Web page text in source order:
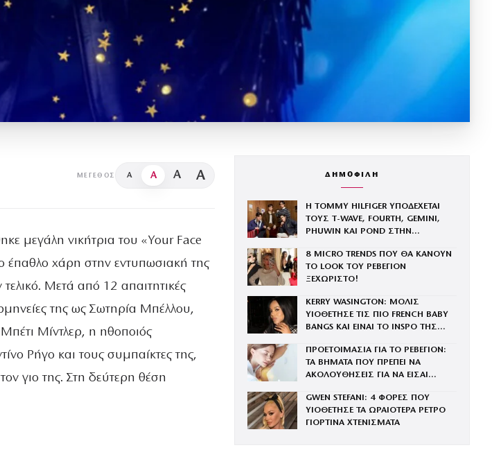
ΜΈΓΕΘΟΣ A A A A
μεγάλη νικήτρια του «Your Face
έπαθλο χάρη στην εντυπωσιακή της
Μετά από 12 απαιτητικές
της ως Σωτηρία Μπέλλου,
Μίντλερ, η ηθοποιός
Ρήγο και τους συμπαίκτες της,
γιο της. Στη δεύτερη θέση
ΔΗΜΟΦΙΛΗ
Η TOMMY HILFIGER ΥΠΟΔΕΧΕΤΑΙ
ΤΟΥΣ Τ-WAVE, FOURTH, GEMINI,
PHUWIN ΚΑΙ POND ΣΤΗΝ
8 MICRO TRENDS ΠΟΥ ΘΑ ΚΑΝΟΥΝ
ΤΟ LOOK ΤΟΥ ΡΕΒΕΓΙΟΝ
ΞΕΧΩΡΙΣΤΟ!
KERRY WASINGTON: ΜΟΛΙΣ
ΥΙΟΘΕΤΗΣΕ ΤΙΣ ΠΙΟ FRENCH BABY
BANGS ΚΑΙ ΕΙΝΑΙ ΤΟ INSPO ΤΗΣ
ΠΡΟΕΤΟΙΜΑΣΙΑ ΓΙΑ ΤΟ ΡΕΒΕΓΙΟΝ:
ΤΑ ΒΗΜΑΤΑ ΠΟΥ ΠΡΕΠΕΙ ΝΑ
ΑΚΟΛΟΥΘΗΣΕΙΣ ΓΙΑ ΝΑ ΕΙΣΑΙ
ΒΡΑΔΙΑ ΤΟΥ ΧΡΟΝΟΥ
GWEN STEFANI: 4 ΦΟΡΕΣ ΠΟΥ
ΥΙΟΘΕΤΗΣΕ ΤΑ ΩΡΑΙΟΤΕΡΑ ΡΕΤΡΟ
ΓΙΟΡΤΙΝΑ ΧΤΕΝΙΣΜΑΤΑ